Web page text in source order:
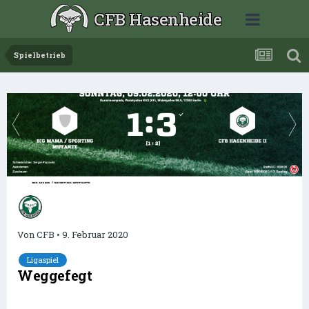
CFB Hasenheide
Spielbetrieb
VonCFB • 9. Februar 2020
Ligaspiel
Weggefegt